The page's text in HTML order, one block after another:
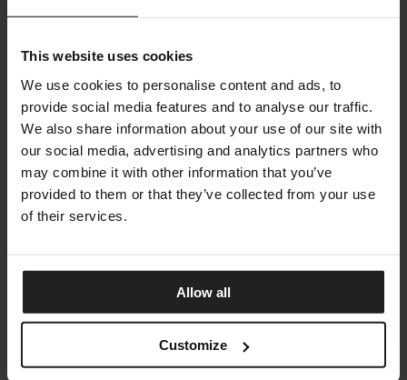
This website uses cookies
We use cookies to personalise content and ads, to
provide social media features and to analyse our traffic.
We also share information about your use of our site with
our social media, advertising and analytics partners who
may combine it with other information that you’ve
provided to them or that they’ve collected from your use
of their services.
Allow all
Customize
DUO APPLIQUES